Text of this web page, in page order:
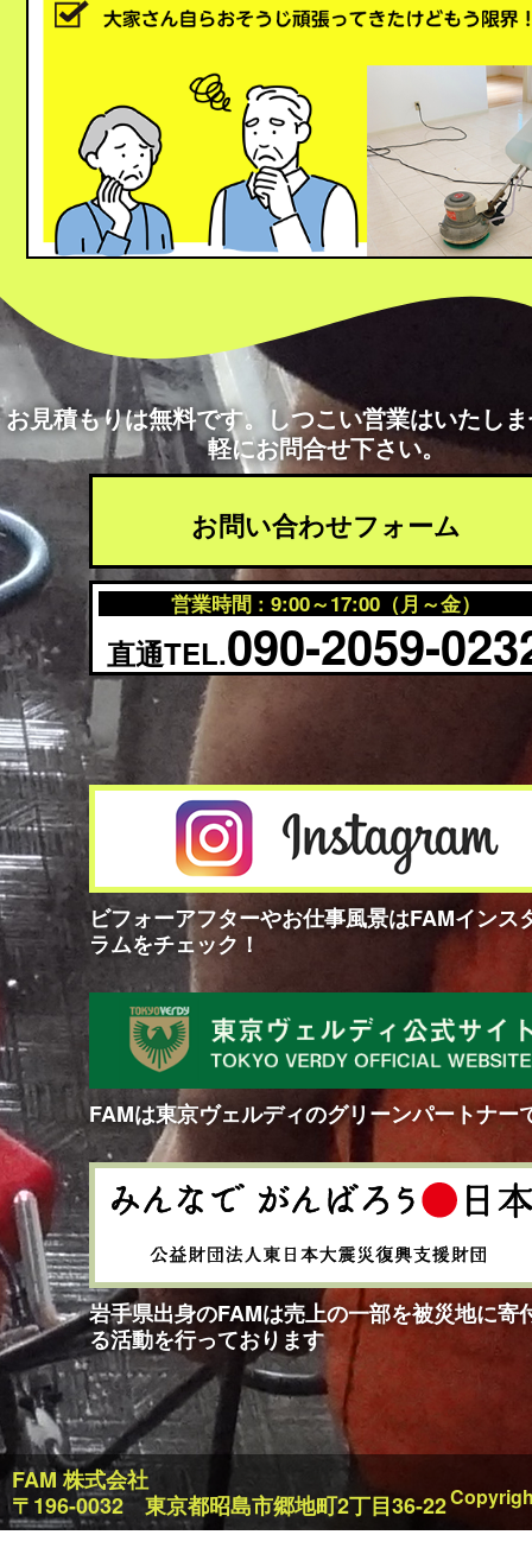
お見積もりは無料です。しつこい営業はいたし
軽にお問合せ下さい。
お問い合わせフォーム
営業時間 : 9:00～17:00（月～金）
直通TEL.090-2059-
ビフォーアフターやお仕事風景はFAMインス
ラムをチェック！
FAMは東京ヴェルディのグリーンパートナー
岩手県出身のFAMは売上の一部を被災地に寄
る活動を行っております
FAM 株式会社
〒196-0032 東京都昭島市郷地町2丁目36-22